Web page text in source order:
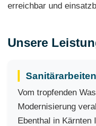
erreichbar und
Unsere
Sanitärarbeiten
Vom tropfenden
Modernisierung
Ebenthal in Kärnten